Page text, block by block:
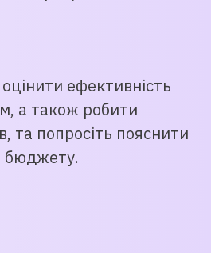
ефективність
а також робити
та попросіть пояснити
бюджету.